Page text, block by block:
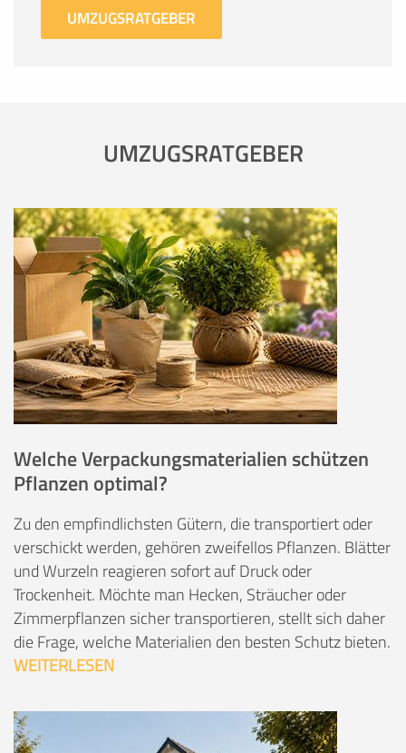
UMZUGSRATGEBER
UMZUGSRATGEBER
Welche Verpackungsmaterialien schützen
Pflanzen optimal?
Zu den empfindlichsten Gütern, die transportiert oder
verschickt werden, gehören zweifellos Pflanzen. Blätter
und Wurzeln reagieren sofort auf Druck oder
Trockenheit. Möchte man Hecken, Sträucher oder
Zimmerpflanzen sicher transportieren, stellt sich daher
die Frage, welche Materialien den besten Schutz bieten.
WEITERLESEN